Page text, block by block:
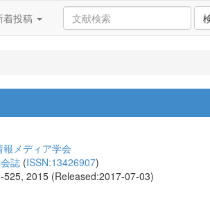
着投稿
メディア学会
誌 (ISSN:13426907)
2015 (Released:2017-07-03)